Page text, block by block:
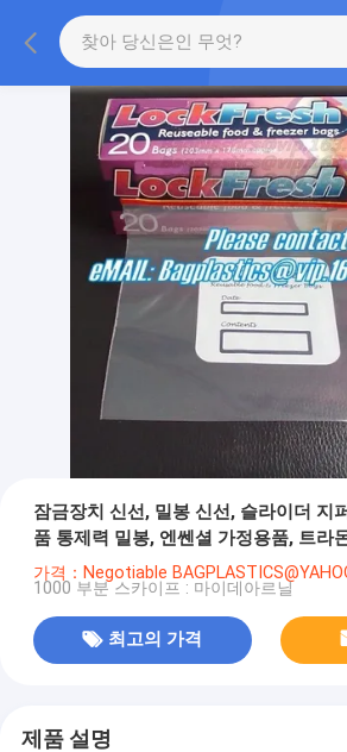
잠금장치 신선, 밀봉 신선, 슬라이더 지
품 통제력 밀봉, 엔쎈셜 가정용품, 트라
가격：Negotiable
1000 부분 스카이프 : 마이데아르닐
최고의 가격
제품 설명